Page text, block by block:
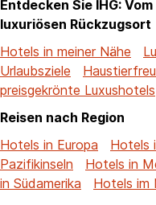
Entdecken Sie IHG:
luxuriösen Rückzugsort
Hotels in meiner Nähe
Urlaubsziele
preisgekrönte Luxushotels
Reisen nach Region
Hotels in Europa
Hotels
Pazifikinseln
Hotels in
in Südamerika
Hotels im